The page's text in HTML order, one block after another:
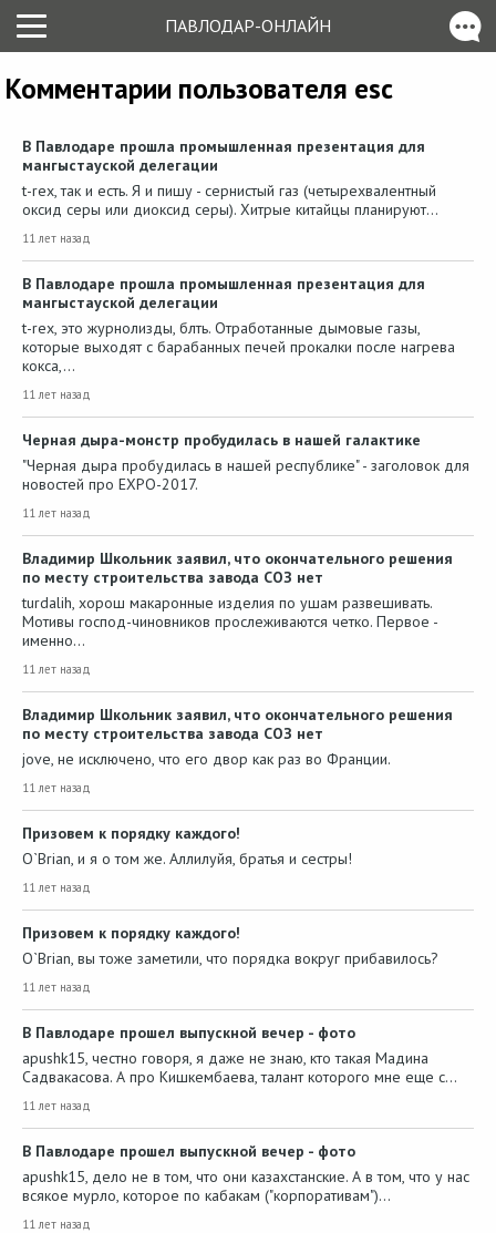
ПАВЛОДАР-ОНЛАЙН
Комментарии пользователя esc
В Павлодаре прошла промышленная презентация для
мангыстауской делегации
t-rex, так и есть. Я и пишу - сернистый газ (четырехвалентный
оксид серы или диоксид серы). Хитрые китайцы планируют…
11 лет назад
В Павлодаре прошла промышленная презентация для
мангыстауской делегации
t-rex, это журнолизды, блть. Отработанные дымовые газы,
которые выходят с барабанных печей прокалки после нагрева
кокса,…
11 лет назад
Черная дыра-монстр пробудилась в нашей галактике
"Черная дыра пробудилась в нашей республике" - заголовок для
новостей про EXPO-2017.
11 лет назад
Владимир Школьник заявил, что окончательного решения
по месту строительства завода СОЗ нет
turdalih, хорош макаронные изделия по ушам развешивать.
Мотивы господ-чиновников прослеживаются четко. Первое -
именно…
11 лет назад
Владимир Школьник заявил, что окончательного решения
по месту строительства завода СОЗ нет
jove, не исключено, что его двор как раз во Франции.
11 лет назад
Призовем к порядку каждого!
O`Brian, и я о том же. Аллилуйя, братья и сестры!
11 лет назад
Призовем к порядку каждого!
O`Brian, вы тоже заметили, что порядка вокруг прибавилось?
11 лет назад
В Павлодаре прошел выпускной вечер - фото
apushk15, честно говоря, я даже не знаю, кто такая Мадина
Садвакасова. А про Кишкембаева, талант которого мне еще с…
11 лет назад
В Павлодаре прошел выпускной вечер - фото
apushk15, дело не в том, что они казахстанские. А в том, что у нас
всякое мурло, которое по кабакам ("корпоративам")…
11 лет назад